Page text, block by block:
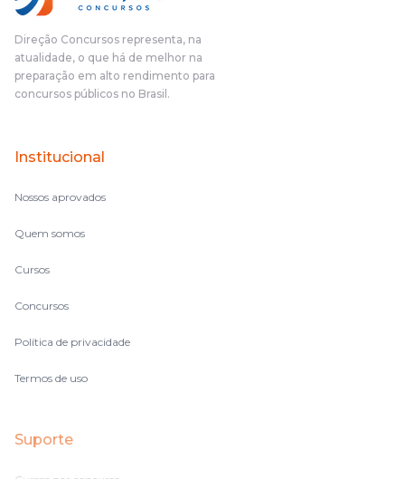
Direção Concursos representa, na
atualidade, o que há de melhor na
preparação em alto rendimento para
concursos públicos no Brasil.
Institucional
Nossos aprovados
Quem somos
Cursos
Concursos
Política de privacidade
Termos de uso
Suporte